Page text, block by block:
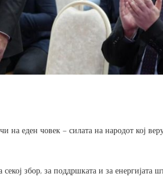
еден човек – силата на народот кој
збор, за поддршката и за енергијата